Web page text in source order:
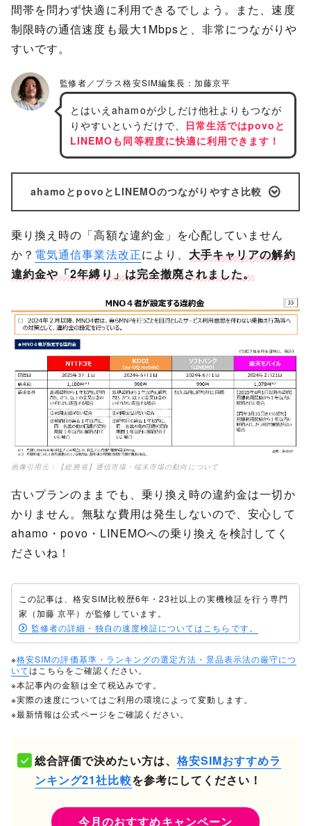
間帯を問わず快適に利用できるでしょう。また、速度
制限時の通信速度も最大1Mbpsと、非常につながりや
すいです。
とはいえahamoが少しだけ他社よりもつなが
りやすいというだけで、
日常生活ではpovoと
LINEMOも同等程度に快適に利用できます！
ahamoとpovoとLINEMOのつながりやすさ比較
乗り換え時の「高額な違約金」を心配していません
か？ 電気通信事業法改正により、大手キャリアの解約
違約金や「2年縛り」は完全撤廃されました。
画像引用元： 【総務省】通信市場・端末市場の動向について
古いプランのままでも、乗り換え時の違約金は一切か
かりません。無駄な費用は発生しないので、安心して
ahamo・povo・LINEMOへの乗り換えを検討してく
ださいね！
この記事は、格安SIM比較歴6年・23社以上の実機検証を行う専門
家（加藤 京平）が監修しています。
監修者の詳細・独自の速度検証についてはこちらです。
※格安SIMの評価基準・ランキングの選定方法・景品表示法の厳守につ
いてはこちらをご確認ください。
※本記事内の金額は全て税込みです。
※実際の速度についてはご利用の環境によって変動します。
※最新情報は公式ページをご確認ください。
総合評価で決めたい方は、 格安SIMおすすめラ
ンキング21社比較を参考にしてください！
今月のおすすめキャンペーン